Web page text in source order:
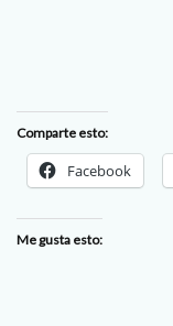
Comparte esto:
Facebook
Me gusta esto: